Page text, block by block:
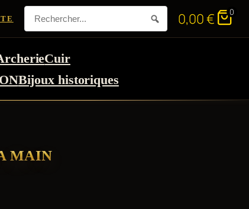
0,00€ 0
Cuir
Bijoux historiques
MAIN